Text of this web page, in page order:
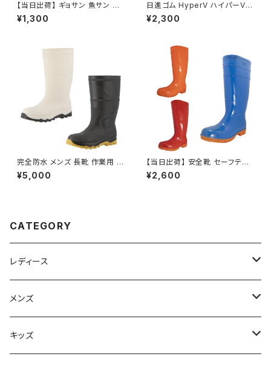
【当日出荷】 ギョサン 魚サン メ
ンズ ビーチサンダル ゴム草履
日本製 メンズ 鼻緒 パール MA-
ーデ 夏祭り お祭り おすすめ オ
¥1,300
日進ゴム HyperV ハイパーV
作業靴 ワークシューズ 氷雪用
スタッドレスソール SSー02 滑
¥2,300
完全防水 メンズ 長靴 作業用 農
作業 雨靴 ムレノン ST-01 履き
やすい 透湿 PVC 弘進ゴム 先
¥5,000
【当日出荷】 安全靴 セーフティ
ーシューズ 先芯 FUJITE 富士
手袋工業 8894 鉄芯耐油セフ
¥2,600
CATEGORY
レディース
スニーカー
上履き/スリッパ
メンズ
サンダル・スリッパ
キッズ